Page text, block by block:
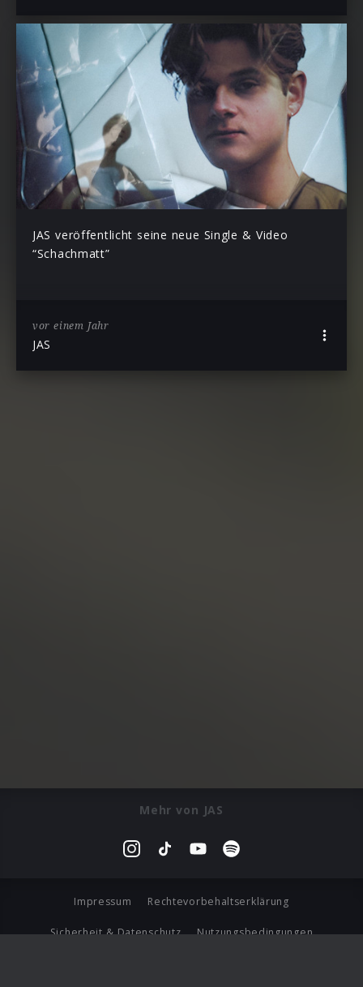
JAS veröffentlicht seine neue Single & Video
“Schachmatt”
vor einem Jahr
JAS
Mehr von JAS
Impressum Rechtevorbehaltserklärung
Sicherheit & Datenschutz Nutzungsbedingungen